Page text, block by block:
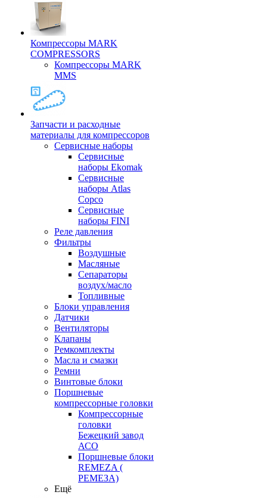
Компрессоры MARK
COMPRESSORS
Компрессоры MARK
MMS
Запчасти и расходные
материалы для компрессоров
Cервисные наборы
Сервисные
наборы Ekomak
Cервисные
наборы Atlas
Copco
Сервисные
наборы FINI
Реле давления
Фильтры
Воздушные
Масляные
Сепараторы
воздух/масло
Топливные
Блоки управления
Датчики
Вентиляторы
Клапаны
Ремкомплекты
Масла и смазки
Ремни
Винтовые блоки
Поршневые
компрессорные головки
Компрессорные
головки
Бежецкий завод
АСО
Поршневые блоки
REMEZA (
РЕМЕЗА)
Ещё